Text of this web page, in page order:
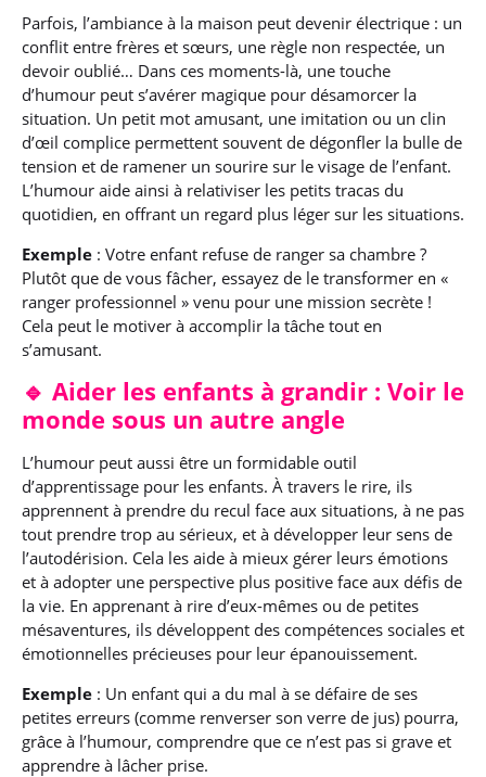
Parfois, l’ambiance à la maison peut devenir électrique : un
conflit entre frères et sœurs, une règle non respectée, un
devoir oublié… Dans ces moments-là, une touche
d’humour peut s’avérer magique pour désamorcer la
situation. Un petit mot amusant, une imitation ou un clin
d’œil complice permettent souvent de dégonfler la bulle de
tension et de ramener un sourire sur le visage de l’enfant.
L’humour aide ainsi à relativiser les petits tracas du
quotidien, en offrant un regard plus léger sur les situations.
Exemple : Votre enfant refuse de ranger sa chambre ?
Plutôt que de vous fâcher, essayez de le transformer en «
ranger professionnel » venu pour une mission secrète !
Cela peut le motiver à accomplir la tâche tout en
s’amusant.
🔹 Aider les enfants à grandir : Voir le
monde sous un autre angle
L’humour peut aussi être un formidable outil
d’apprentissage pour les enfants. À travers le rire, ils
apprennent à prendre du recul face aux situations, à ne pas
tout prendre trop au sérieux, et à développer leur sens de
l’autodérision. Cela les aide à mieux gérer leurs émotions
et à adopter une perspective plus positive face aux défis de
la vie. En apprenant à rire d’eux-mêmes ou de petites
mésaventures, ils développent des compétences sociales et
émotionnelles précieuses pour leur épanouissement.
Exemple : Un enfant qui a du mal à se défaire de ses
petites erreurs (comme renverser son verre de jus) pourra,
grâce à l’humour, comprendre que ce n’est pas si grave et
apprendre à lâcher prise.